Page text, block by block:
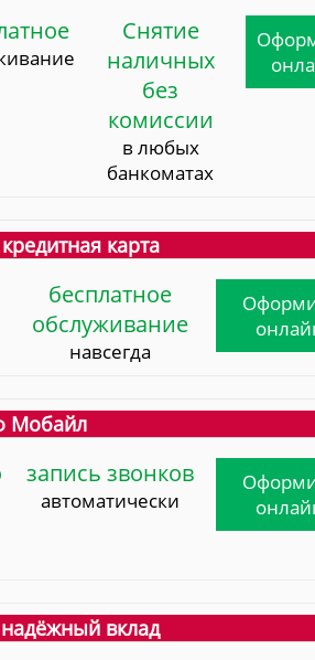
Снятие
наличных
без
комиссии
в любых
банкоматах
карта
бесплатное
обслуживание
навсегда
Мобайл
запись звонков
автоматически
вклад